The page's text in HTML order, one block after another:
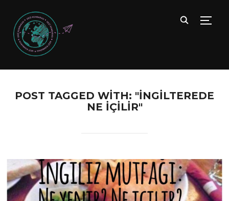
POST TAGGED WITH: "INGILTEREDE
NE IÇILIR"